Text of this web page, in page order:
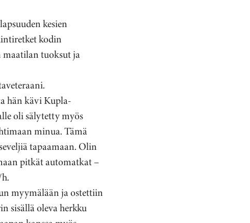
kesien
kodin
tuoksut ja
hän kävi Kupla-
oli sälytetty myös
minua. Tämä
tapaamaan. Olin
pitkät automatkat –
myymälään ja ostettiin
sisällä oleva herkku